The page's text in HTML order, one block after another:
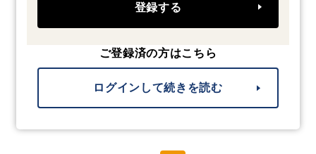
登録する
ご登録済の方はこちら
ログインして続きを読む